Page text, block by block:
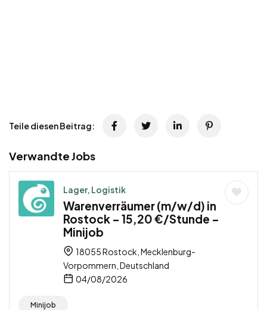
Teile diesen Beitrag:
Verwandte Jobs
Lager, Logistik
Warenverräumer (m/w/d) in
Rostock – 15,20 €/Stunde –
Minijob
18055 Rostock, Mecklenburg-
Vorpommern, Deutschland
04/08/2026
Minijob